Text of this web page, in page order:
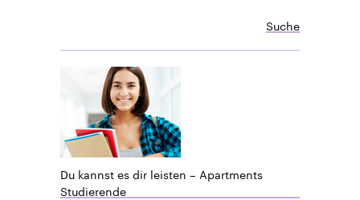
Suche
Du kannst es dir leisten – Apartments
Studierende